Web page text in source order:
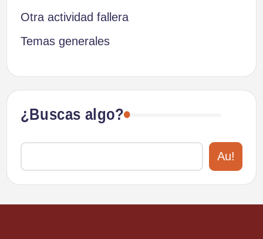
Otra actividad fallera
Temas generales
¿Buscas algo?
Au!